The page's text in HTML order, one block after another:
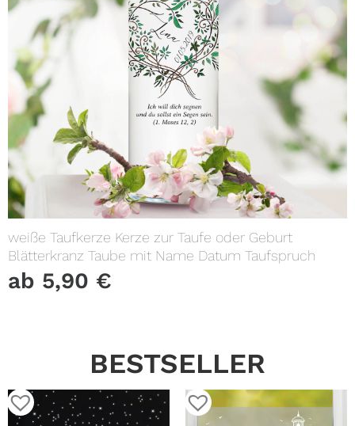
weiße Taufkerze Kerze zur Taufe oder Geburt
Blätterkranz Taube mit Name Datum Taufspruch
ab 5,90 €
BESTSELLER